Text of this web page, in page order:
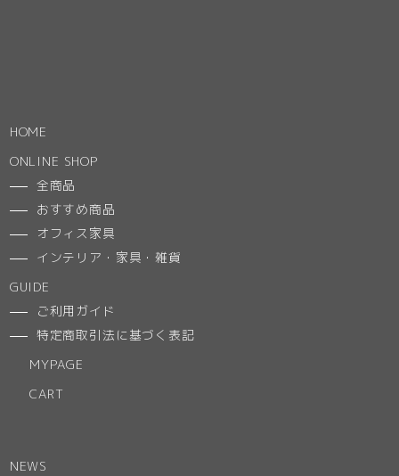
HOME
ONLINE SHOP
全商品
おすすめ商品
オフィス家具
インテリア・家具・雑貨
GUIDE
ご利用ガイド
特定商取引法に基づく表記
MYPAGE
CART
NEWS